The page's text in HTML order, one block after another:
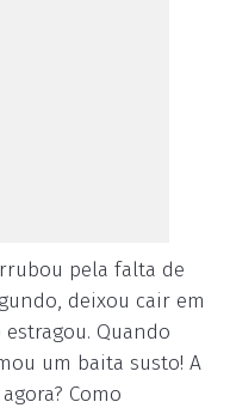
pela falta de
deixou cair em
Quando
um baita susto! A
Como